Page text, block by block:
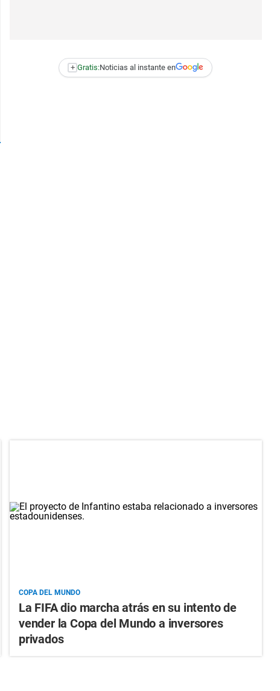
+ Gratis:Noticias al instante en
COPA DEL MUNDO
La FIFA dio marcha atrás en su intento de
vender la Copa del Mundo a inversores
privados